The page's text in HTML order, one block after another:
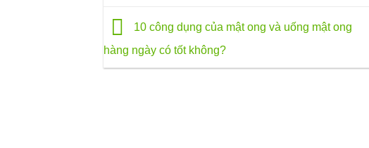
10 công dụng của mật ong và uống mật ong
hàng ngày có tốt không?